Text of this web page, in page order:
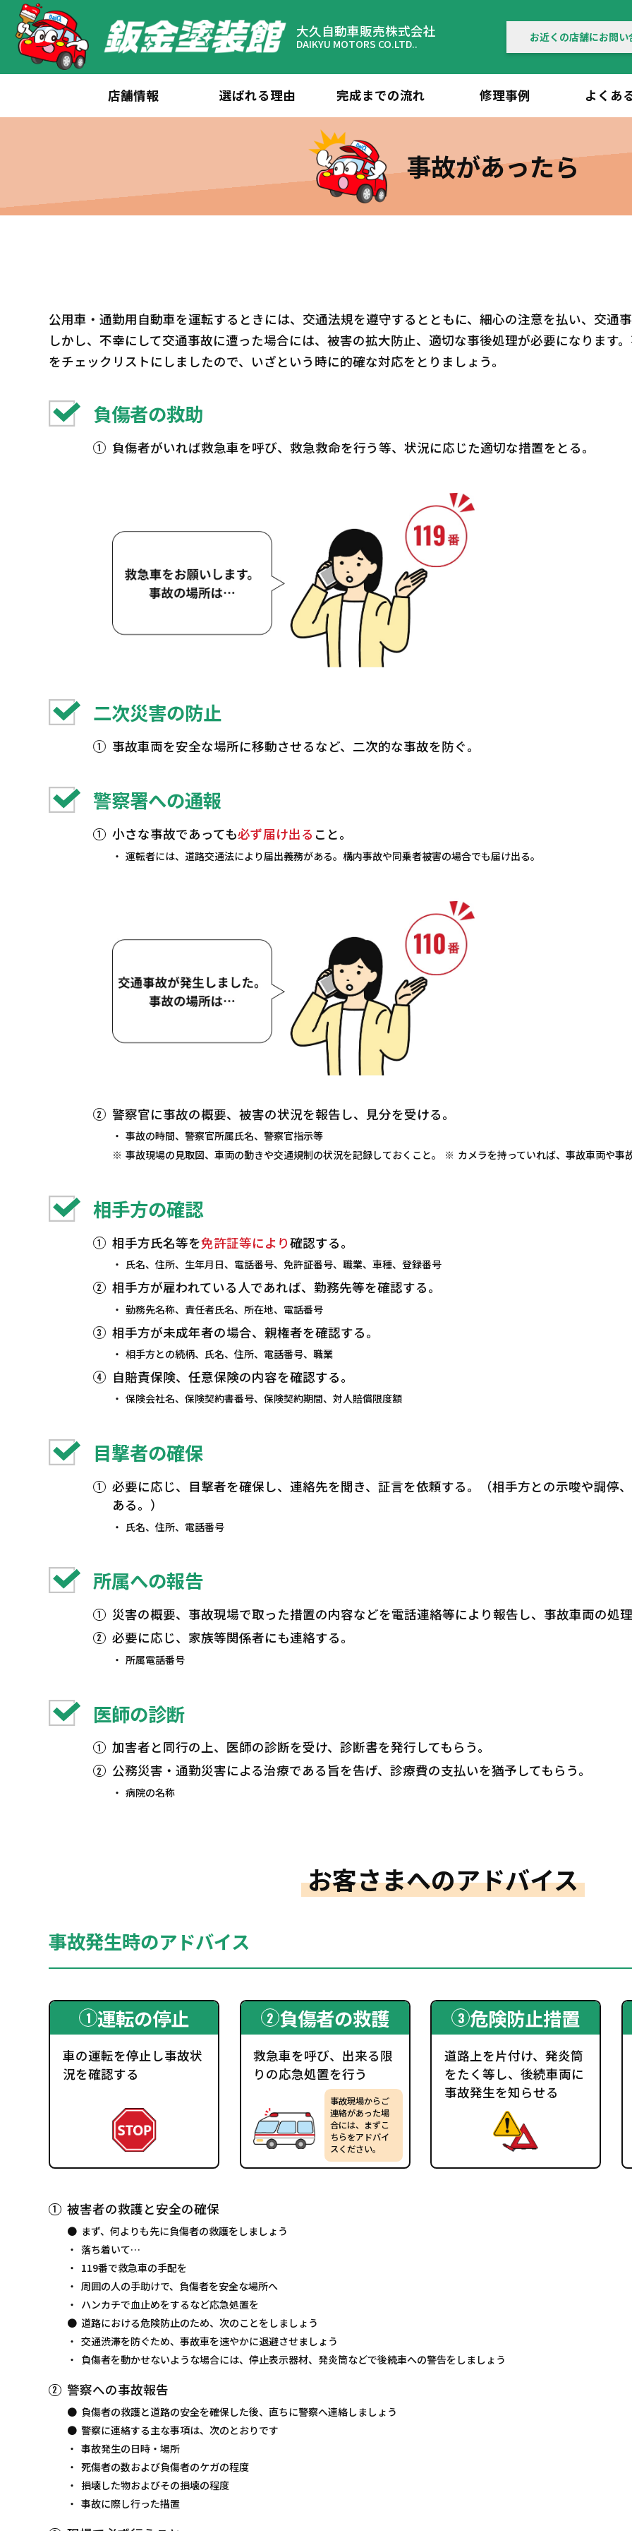
大久自動車販売株式会社
DAIKYU MOTORS CO.LTD..
お近くの店舗にお問い
店舗情報 選ばれる理由 完成までの流れ 修理事例 よくあ
事故があったら
公用車・通勤用自動車を運転するときには、交通法規を遵守するとともに、細心の注意を払い、交通
しかし、不幸にして交通事故に遭った場合には、被害の拡大防止、適切な事後処理が必要になります
をチェックリストにしましたので、いざという時に的確な対応をとりましょう。
負傷者の救助
負傷者がいれば救急車を呼び、救急救命を行う等、状況に応じた適切な措置をとる。
二次災害の防止
事故車両を安全な場所に移動させるなど、二次的な事故を防ぐ。
警察署への通報
小さな事故であっても必ず届け出る こと。
運転者には、道路交通法により届出義務がある。構内事故や同乗者被害の場合でも届け出る。
警察官に事故の概要、被害の状況を報告し、見分を受ける。
事故の時間、警察官所属氏名、警察官指示等
事故現場の見取図、車両の動きや交通規制の状況を記録しておくこと。
カメラを持っていれば、事故車両や事
相手方の確認
相手方氏名等を免許証等により確認する。
氏名、住所、生年月日、電話番号、免許証番号、職業、車種、登録番号
相手方が雇われている人であれば、勤務先等を確認する。
勤務先名称、責任者氏名、所在地、電話番号
相手方が未成年者の場合、親権者を確認する。
相手方との続柄、氏名、住所、電話番号、職業
自賠責保険、任意保険の内容を確認する。
保険会社名、保険契約書番号、保険契約期間、対人賠償限度額
目撃者の確保
必要に応じ、目撃者を確保し、連絡先を聞き、証言を依頼する。（相手方との示唆や調停
ある。）
氏名、住所、電話番号
所属への報告
災害の概要、事故現場で取った措置の内容などを電話連絡等により報告し、事故車両の処
必要に応じ、家族等関係者にも連絡する。
所属電話番号
医師の診断
加害者と同行の上、医師の診断を受け、診断書を発行してもらう。
公務災害・通勤災害による治療である旨を告げ、診療費の支払いを猶予してもらう。
病院の名称
お客さまへのアドバイス
事故発生時のアドバイス
運転の停止
車の運転を停止し事故状
況を確認する
負傷者の救護
救急車を呼び、出来る限
りの応急処置を行う
事故現場からご
連絡があった場
合には、まずこ
ちらをアドバイ
スください。
危険防止措置
道路上を片付け、発炎筒
をたく等し、後続車両に
事故発生を知らせる
被害者の救護と安全の確保
まず、何よりも先に負傷者の救護をしましょう
落ち着いて…
119番で救急車の手配を
周囲の人の手助けで、負傷者を安全な場所へ
ハンカチで血止めをするなど応急処置を
道路における危険防止のため、次のことをしましょう
交通渋滞を防ぐため、事故車を速やかに退避させましょう
負傷者を動かせないような場合には、停止表示器材、発炎筒などで後続車への警告をしましょう
警察への事故報告
負傷者の救護と道路の安全を確保した後、直ちに警察へ連絡しましょう
警察に連絡する主な事項は、次のとおりです
事故発生の日時・場所
死傷者の数および負傷者のケガの程度
損壊した物およびその損壊の程度
事故に際し行った措置